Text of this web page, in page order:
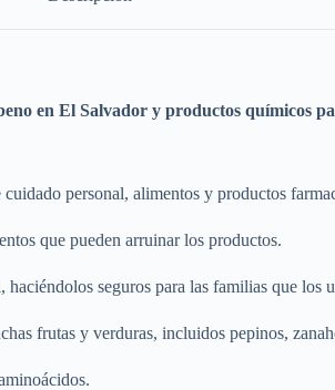
en El Salvador y productos químicos
personal, alimentos y productos
que pueden arruinar los productos.
seguros para las familias que los
frutas y verduras, incluidos pepinos,